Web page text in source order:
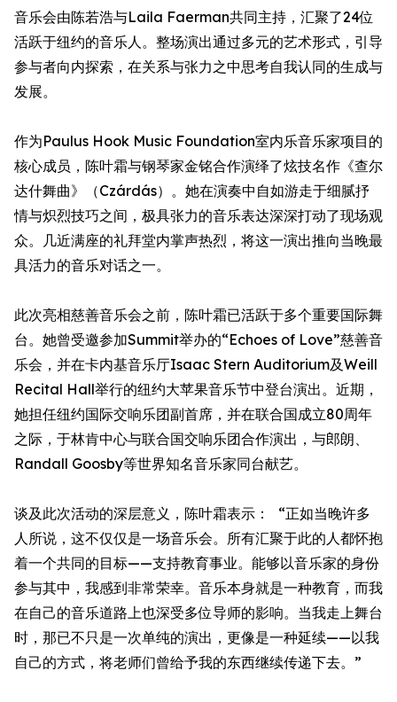
音乐会由陈若浩与Laila Faerman共同主持，汇聚了24位
活跃于纽约的音乐人。整场演出通过多元的艺术形式，引导
参与者向内探索，在关系与张力之中思考自我认同的生成与
发展。
作为Paulus Hook Music Foundation室内乐音乐家项目的
核心成员，陈叶霜与钢琴家金铭合作演绎了炫技名作《查尔
达什舞曲》（Czárdás）。她在演奏中自如游走于细腻抒
情与炽烈技巧之间，极具张力的音乐表达深深打动了现场观
众。几近满座的礼拜堂内掌声热烈，将这一演出推向当晚最
具活力的音乐对话之一。
此次亮相慈善音乐会之前，陈叶霜已活跃于多个重要国际舞
台。她曾受邀参加Summit举办的“Echoes of Love”慈善音
乐会，并在卡内基音乐厅Isaac Stern Auditorium及Weill
Recital Hall举行的纽约大苹果音乐节中登台演出。近期，
她担任纽约国际交响乐团副首席，并在联合国成立80周年
之际，于林肯中心与联合国交响乐团合作演出，与郎朗、
Randall Goosby等世界知名音乐家同台献艺。
谈及此次活动的深层意义，陈叶霜表示： “正如当晚许多
人所说，这不仅仅是一场音乐会。所有汇聚于此的人都怀抱
着一个共同的目标——支持教育事业。能够以音乐家的身份
参与其中，我感到非常荣幸。音乐本身就是一种教育，而我
在自己的音乐道路上也深受多位导师的影响。当我走上舞台
时，那已不只是一次单纯的演出，更像是一种延续——以我
自己的方式，将老师们曾给予我的东西继续传递下去。”